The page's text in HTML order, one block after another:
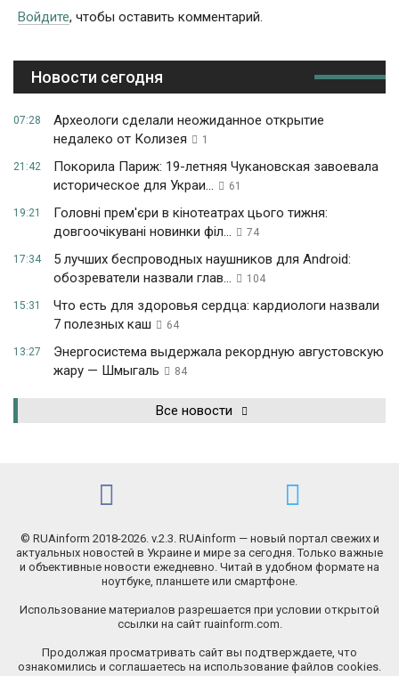
Войдите, чтобы оставить комментарий.
Новости сегодня
07:28
Археологи сделали неожиданное открытие
недалеко от Колизея
1
21:42
Покорила Париж: 19-летняя Чукановская завоевала
историческое для Украи...
61
19:21
Головні прем'єри в кінотеатрах цього тижня:
довгоочікувані новинки філ...
74
17:34
5 лучших беспроводных наушников для Android:
обозреватели назвали глав...
104
15:31
Что есть для здоровья сердца: кардиологи назвали
7 полезных каш
64
13:27
Энергосистема выдержала рекордную августовскую
жару — Шмыгаль
84
Все новости
© RUAinform 2018-2026. v.2.3. RUAinform — новый портал свежих и
актуальных новостей в Украине и мире за сегодня. Только важные
и объективные новости ежедневно. Читай в удобном формате на
ноутбуке, планшете или смартфоне.
Использование материалов разрешается при условии открытой
ссылки на сайт ruainform.com.
Продолжая просматривать сайт вы подтверждаете, что
ознакомились и соглашаетесь на использование файлов cookies.